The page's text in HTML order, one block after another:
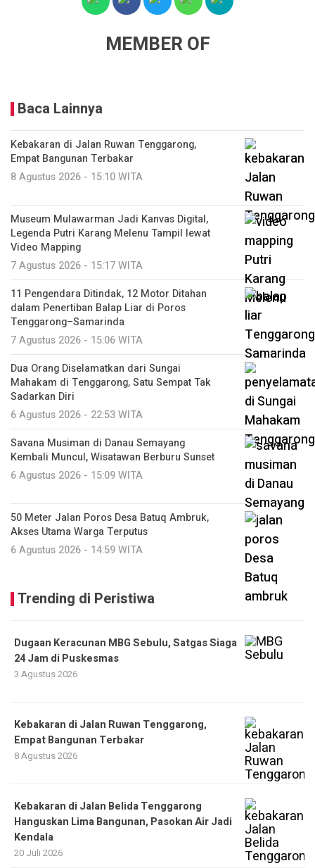
MEMBER OF
Baca Lainnya
Kebakaran di Jalan Ruwan Tenggarong,
Empat Bangunan Terbakar
8 Agustus 2026 - 15:10 WITA
Museum Mulawarman Jadi Kanvas Digital,
Legenda Putri Karang Melenu Tampil lewat
Video Mapping
7 Agustus 2026 - 15:17 WITA
11 Pengendara Ditindak, 12 Motor Ditahan
dalam Penertiban Balap Liar di Poros
Tenggarong–Samarinda
7 Agustus 2026 - 15:06 WITA
Dua Orang Diselamatkan dari Sungai
Mahakam di Tenggarong, Satu Sempat Tak
Sadarkan Diri
6 Agustus 2026 - 22:53 WITA
Savana Musiman di Danau Semayang
Kembali Muncul, Wisatawan Berburu Sunset
6 Agustus 2026 - 15:09 WITA
50 Meter Jalan Poros Desa Batuq Ambruk,
Akses Utama Warga Terputus
6 Agustus 2026 - 14:59 WITA
Trending di Peristiwa
Dugaan Keracunan MBG Sebulu, Satgas Siaga
24 Jam di Puskesmas
3 Agustus 2026
Kebakaran di Jalan Ruwan Tenggarong,
Empat Bangunan Terbakar
8 Agustus 2026
Kebakaran di Jalan Belida Tenggarong
Hanguskan Lima Bangunan, Pasokan Air Jadi
Kendala
20 Juli 2026